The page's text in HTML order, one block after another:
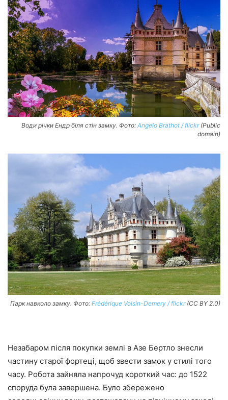
Води річки Ендр біля стін замку. Фото: Angelo Brathot / flickr(Public
domain)
Парк навколо замку. Фото: Frédérique Voisin-Demery / flickr(CC BY 2.0)
Незабаром після покупки землі в Азе Бертло знесли
частину старої фортеці, щоб звести замок у стилі того
часу. Робота зайняла напрочуд короткий час: до 1522
споруда була завершена. Було збережено